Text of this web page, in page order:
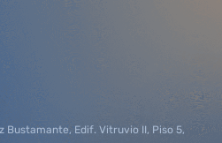
Bustamante, Edif. Vitruvio II, Piso 5,